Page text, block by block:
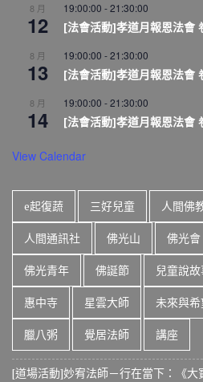
8 月
12
19:00:00 -21:30:00
[法會活動]孝道月報恩法會
8 月
13
19:00:00 -21:30:00
[法會活動]孝道月報恩法會
8 月
14
19:00:00 -21:30:00
[法會活動]孝道月報恩法會
View Calendar
e起復蔬 三好兒童 人間佛
人間通訊社 佛光山 佛光會
佛光青年 佛誕節 兒童說
惠中寺 星雲大師 未來與
臘八粥 覺居法師 講座
[道場活動]妙宥法師－行在當下：《